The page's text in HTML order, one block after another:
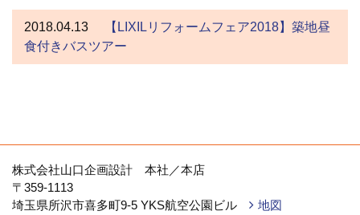
2018.04.13
【LIXILリフォームフェア2018】築地昼
食付きバスツアー
株式会社山口企画設計 本社／本店
〒359-1113
埼玉県所沢市喜多町9-5 YKS航空公園ビル
地図